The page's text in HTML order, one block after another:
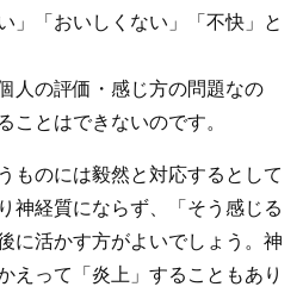
」「おいしくない」「不快」と
人の評価・感じ方の問題なの
ことはできないのです。
ものには毅然と対応するとして
神経質にならず、「そう感じる
に活かす方がよいでしょう。神
えって「炎上」することもあり